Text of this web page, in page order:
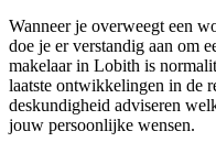
Wanneer je overweegt een
doe je er verstandig aan om
makelaar in Lobith is
laatste ontwikkelingen in de
deskundigheid adviseren
jouw persoonlijke wensen.